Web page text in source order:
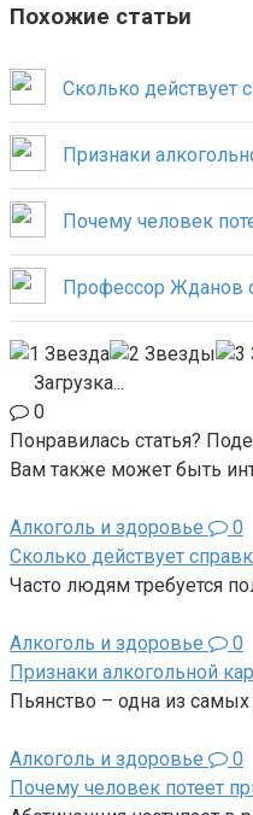
Похожие статьи
Сколько действует
Признаки
Почему человек
Профессор Жданов
Загрузка...
0
Понравилась статья?
Вам также может быть
Алкоголь и здоровье
0
Сколько действует
Часто людям требуется
Алкоголь и здоровье
0
Признаки алкогольной
Пьянство – одна из
Алкоголь и здоровье
0
Почему человек потеет